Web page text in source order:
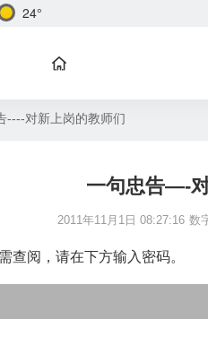
24°
----对新上岗的教师们
一句忠告—-
2011年11月1日 08:27:16 数
查阅，请在下方输入密码。